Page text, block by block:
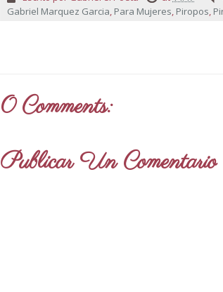
Gabriel Marquez Garcia, Para Mujeres, Piropos,
0 Comments:
Publicar Un Comentario